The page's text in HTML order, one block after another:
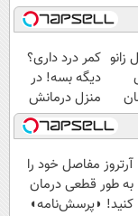
زانو کمر درد داری؟
دیگه بسه! در
منزل درمانش
کن
(◀پرسش‌نامه)
آرتروز مفاصل خود را
به طور قطعی درمان
کنید! ◗پرسش‌نامه◖